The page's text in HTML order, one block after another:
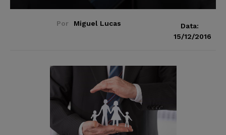
Por Miguel Lucas
Data:
15/12/2016